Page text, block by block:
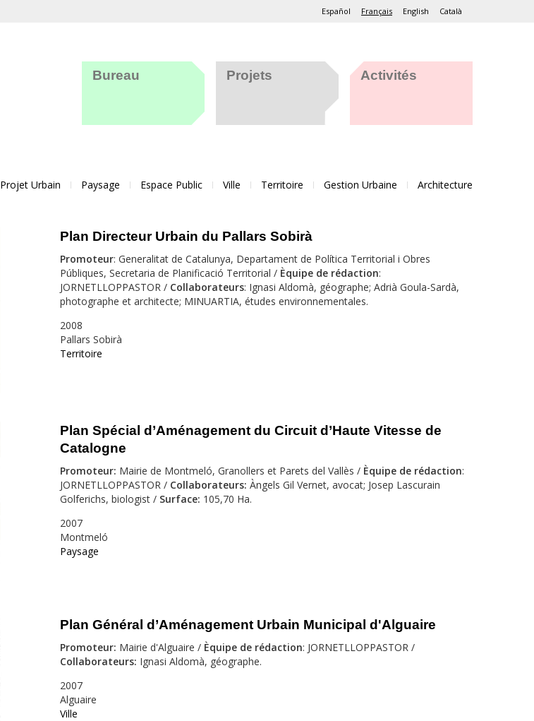
Català
English
Français
Español
Bureau Projets Activités
Projet Urbain Paysage Espace Public Ville Territoire Gestion Urbaine Architecture
Plan Directeur Urbain du Pallars Sobirà
Promoteur: Generalitat de Catalunya, Departament de Política Territorial i Obres
Públiques, Secretaria de Planificació Territorial / Èquipe de rédaction:
JORNETLLOPPASTOR / Collaborateurs: Ignasi Aldomà, géographe; Adrià Goula-Sardà,
photographe et architecte; MINUARTIA, études environnementales.
2008
Pallars Sobirà
Territoire
Plan Spécial d’Aménagement du Circuit d’Haute Vitesse de
Catalogne
Promoteur: Mairie de Montmeló, Granollers et Parets del Vallès / Èquipe de rédaction:
JORNETLLOPPASTOR / Collaborateurs: Àngels Gil Vernet, avocat; Josep Lascurain
Golferichs, biologist / Surface: 105,70 Ha.
2007
Montmeló
Paysage
Plan Général d’Aménagement Urbain Municipal d'Alguaire
Promoteur: Mairie d'Alguaire / Èquipe de rédaction: JORNETLLOPPASTOR /
Collaborateurs: Ignasi Aldomà, géographe.
2007
Alguaire
Ville